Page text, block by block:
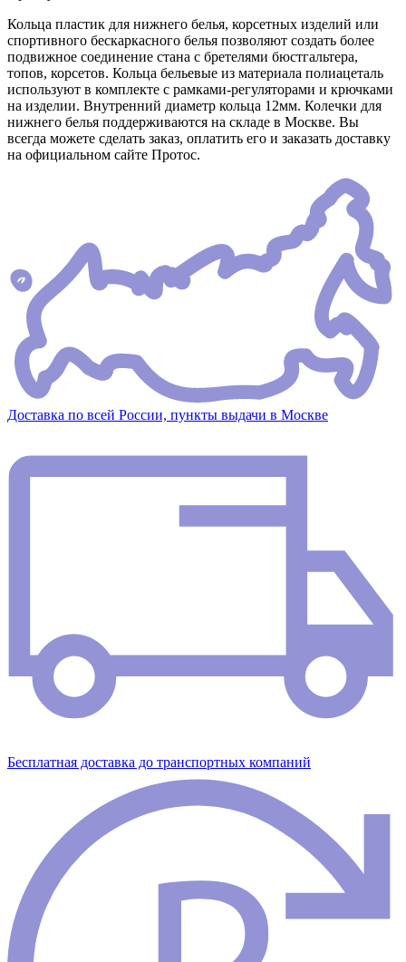
Кольца пластик для нижнего белья, корсетных изделий или
спортивного бескаркасного белья позволяют создать более
подвижное соединение стана с бретелями бюстгальтера,
топов, корсетов. Кольца бельевые из материала полиацеталь
используют в комплекте с рамками-регуляторами и крючками
на изделии. Внутренний диаметр кольца 12мм. Колечки для
нижнего белья поддерживаются на складе в Москве. Вы
всегда можете сделать заказ, оплатить его и заказать доставку
на официальном сайте Протос.
Доставка по всей России, пункты выдачи в Москве
Бесплатная доставка до транспортных компаний